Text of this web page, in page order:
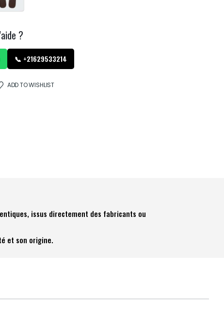
?
📞 +21629533214
ADD TO WISHLIST
issus directement des fabricants ou
et son origine.